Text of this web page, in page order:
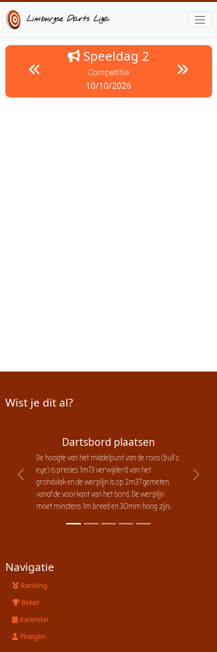
Limburgse Darts Liga
Speeldag 2
Competitie
10/10/2026
Wist je dit al?
Dartsbord plaatsen
De hoogte van het middelpunt van de roos (bull's
eye) is precies 1m73 verwijderd van het
grondvlak en de werplijn is op 2m37 gemeten
vanaf de voorkant van het bord. De werplijn
moet minstens 1m breed en 30mm hoog zijn.
Previous Next
Navigatie
Ranking
Beker
Kalender
Ploegen